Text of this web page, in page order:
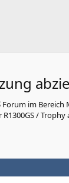
Forum im Bereich
/